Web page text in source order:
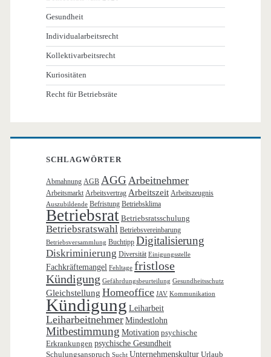
Gesundheit
Individualarbeitsrecht
Kollektivarbeitsrecht
Kuriositäten
Recht für Betriebsräte
SCHLAGWÖRTER
Abmahnung AGB AGG Arbeitnehmer
Arbeitsmarkt Arbeitsvertrag Arbeitszeit Arbeitszeugnis
Auszubildende Befristung Betriebsklima
Betriebsrat Betriebsratsschulung
Betriebsratswahl Betriebsvereinbarung
Betriebsversammlung Buchtipp Digitalisierung
Diskriminierung Diversität Einigungsstelle
Fachkräftemangel Fehltage fristlose
Kündigung Gefährdungsbeurteilung Gesundheitsschutz
Gleichstellung Homeoffice JAV Kommunikation
Kündigung Leiharbeit
Leiharbeitnehmer Mindestlohn
Mitbestimmung Motivation psychische
Erkrankungen psychische Gesundheit
Schulungsanspruch Sucht Unternehmenskultur Urlaub